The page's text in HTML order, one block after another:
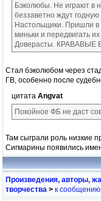
Бэколюбы. Не играют в
беззаветно ждут
Настольщики. Пришли в
миньки и передвигать
Доверасты.
Стал бэколюбом через
ГВ, особенно после
цитата Angvat
Покойное ФБ не даст
Там сыграли роль низкие
Сигмарины появились
Произведения, авторы,
творчества > к сообщению